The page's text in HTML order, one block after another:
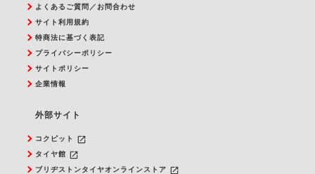
よくあるご質問／お問合わせ
サイト利用規約
特商法に基づく表記
プライバシーポリシー
サイトポリシー
企業情報
外部サイト
コクピット launch
タイヤ館 launch
ブリヂストンタイヤオンラインストア launch